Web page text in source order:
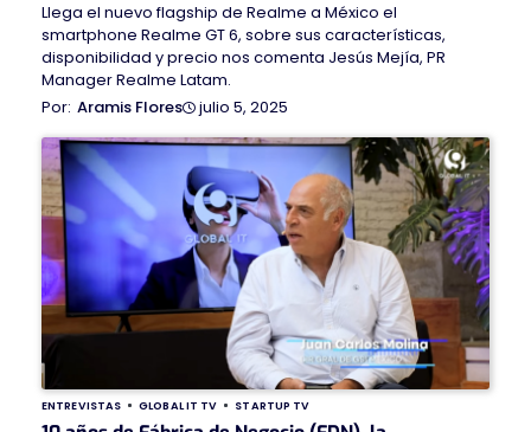
Llega el nuevo flagship de Realme a México el
smartphone Realme GT 6, sobre sus características,
disponibilidad y precio nos comenta Jesús Mejía, PR
Manager Realme Latam.
Aramis Flores
julio 5, 2025
ENTREVISTAS GLOBAL IT TV STARTUP TV